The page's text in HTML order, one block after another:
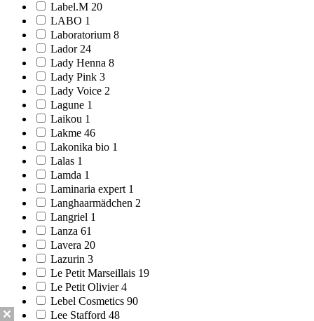
Label.M 20
LABO 1
Laboratorium 8
Lador 24
Lady Henna 8
Lady Pink 3
Lady Voice 2
Lagune 1
Laikou 1
Lakme 46
Lakonika bio 1
Lalas 1
Lamda 1
Laminaria expert 1
Langhaarmädchen 2
Langriel 1
Lanza 61
Lavera 20
Lazurin 3
Le Petit Marseillais 19
Le Petit Olivier 4
Lebel Cosmetics 90
Lee Stafford 48